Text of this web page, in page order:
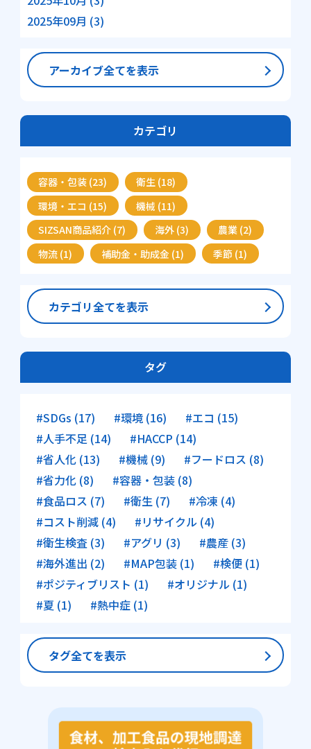
2025年09月 (3)
アーカイブ全てを表示
カテゴリ
容器・包装 (23)
衛生 (18)
環境・エコ (15)
機械 (11)
SIZSAN商品紹介 (7)
海外 (3)
農業 (2)
物流 (1)
補助金・助成金 (1) 季節 (1)
カテゴリ全てを表示
タグ
#SDGs (17) #環境 (16)
#エコ (15)
#人手不足 (14)
#HACCP (14)
#省人化 (13)
#機械 (9)
#フードロス (8)
#省力化 (8)
#容器・包装 (8)
#食品ロス (7)
#衛生 (7)
#冷凍 (4)
#コスト削減 (4)
#リサイクル (4)
#衛生検査 (3)
#アグリ (3)
#農産 (3)
#海外進出 (2)
#MAP包装 (1)
#検便 (1)
#ポジティブリスト (1)
#オリジナル (1)
#夏 (1)
#熱中症 (1)
タグ全てを表示